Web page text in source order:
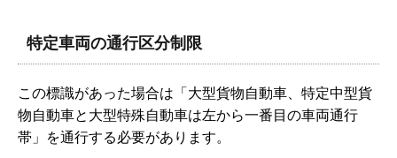
特定車両の通行区分制限
この標識があった場合は「大型貨物自動車、特定中型貨
物自動車と大型特殊自動車は左から一番目の車両通行
帯」を通行する必要があります。